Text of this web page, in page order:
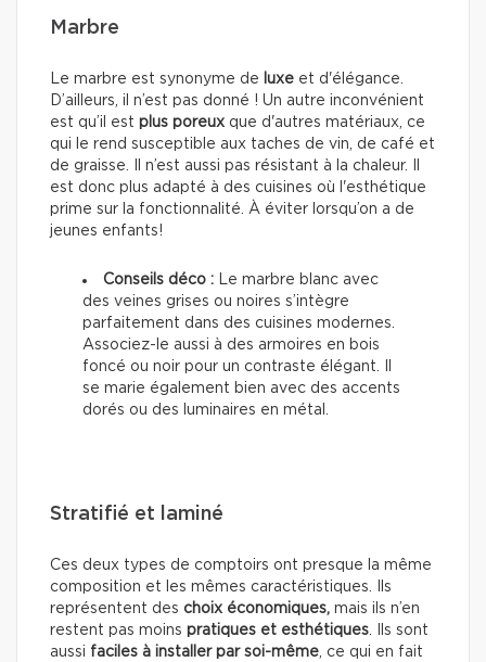
Marbre
Le marbre est synonyme de luxe et d'élégance.
D’ailleurs, il n’est pas donné ! Un autre inconvénient
est qu’il est plus poreux que d'autres matériaux, ce
qui le rend susceptible aux taches de vin, de café et
de graisse. Il n’est aussi pas résistant à la chaleur. Il
est donc plus adapté à des cuisines où l'esthétique
prime sur la fonctionnalité. À éviter lorsqu’on a de
jeunes enfants!
Conseils déco : Le marbre blanc avec
des veines grises ou noires s’intègre
parfaitement dans des cuisines modernes.
Associez-le aussi à des armoires en bois
foncé ou noir pour un contraste élégant. Il
se marie également bien avec des accents
dorés ou des luminaires en métal.
Stratifié et laminé
Ces deux types de comptoirs ont presque la même
composition et les mêmes caractéristiques. Ils
représentent des choix économiques, mais ils n’en
restent pas moins pratiques et esthétiques. Ils sont
aussi faciles à installer par soi-même, ce qui en fait